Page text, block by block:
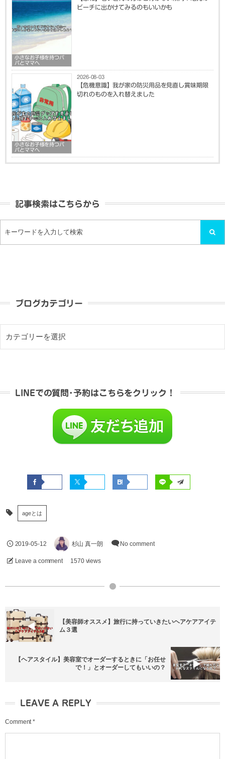
小さなお子様を持つパ
パとママへ
ビーチに出かけてみるのもいいかも
小さなお子様を持つパ
パとママへ
2026-08-03
【危機意識】我が家の防災用品を見直し賞味期限
切れのものを入れ替えました
記事検索はこちらから
ブログカテゴリー
LINEでの質問･予約はこちらをクリック！
ageとは
2019-05-12 杉山 真一朗 No comment
Leave a comment 1570 views
【美容師オススメ】旅行に持っていきたいヘアケアアイテ
ム３選
【ヘアスタイル】美容室でオーダーするときに「お任せ
で！」とオーダーしてもいいの？
LEAVE A REPLY
Comment *